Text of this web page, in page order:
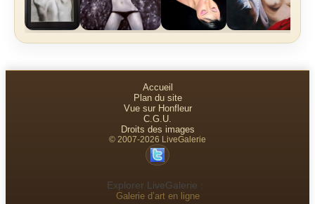
Accueil
Plan du site
Vue sur Honfleur
C.G.U.
Droits des images
© 2007-2026 LiveGalerie
Explorer LiveGalerie :
Galerie d’art en ligne